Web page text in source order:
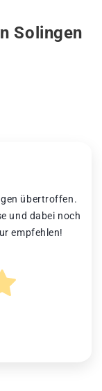
Solingen
übertroffen.
und dabei noch
empfehlen!